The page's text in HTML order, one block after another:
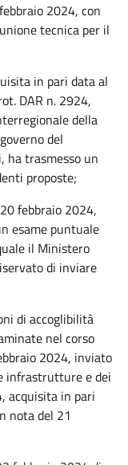
2024, con
tecnica per il
in pari data al
DAR n. 2924,
della
del
ha trasmesso un
proposte;
febbraio 2024,
esame puntuale
il Ministero
di inviare
di accoglibilità
nel corso
2024, inviato
infrastrutture e dei
acquisita in pari
nota del 21